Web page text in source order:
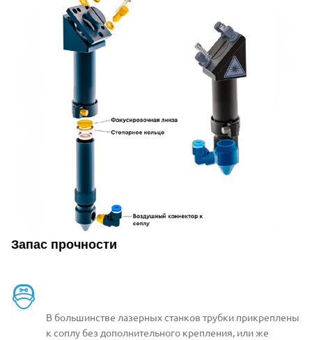
Запас прочности
В большинстве лазерных станков трубки прикреплены
к соплу без дополнительного крепления, или же